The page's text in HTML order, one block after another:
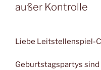
außer Kontrolle
Liebe Leitstellenspiel-
Geburtstagspartys